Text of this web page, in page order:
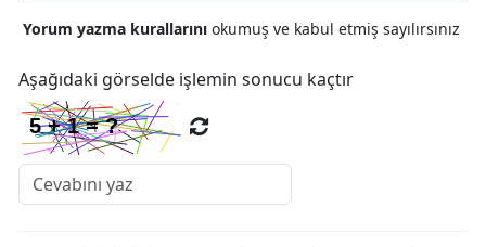
Yorum yazma kurallarını okumuş ve kabul etmiş sayılırsınız
Aşağıdaki görselde işlemin sonucu kaçtır